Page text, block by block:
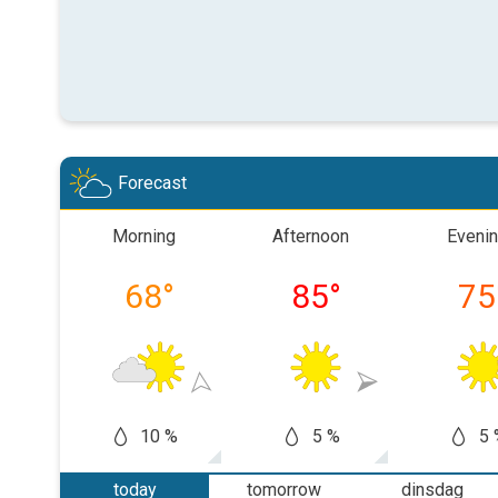
Forecast
Morning
68°
10 %
Afternoon
85°
5 %
75
5
today
tomorrow
dinsdag